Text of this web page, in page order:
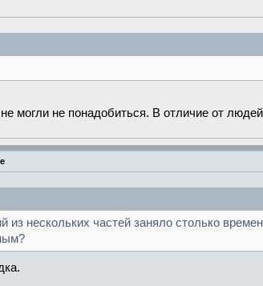
могли не понадобиться. В отличие от
нескольких частей заняло столько